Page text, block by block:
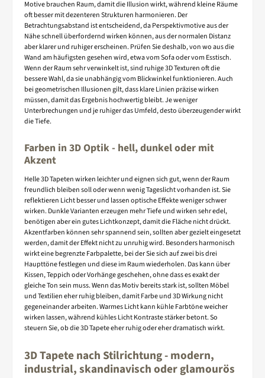
Motive brauchen Raum, damit die Illusion wirkt, während kleine Räume
oft besser mit dezenteren Strukturen harmonieren. Der
Betrachtungsabstand ist entscheidend, da Perspektivmotive aus der
Nähe schnell überfordernd wirken können, aus der normalen Distanz
aber klarer und ruhiger erscheinen. Prüfen Sie deshalb, von wo aus die
Wand am häufigsten gesehen wird, etwa vom Sofa oder vom Esstisch.
Wenn der Raum sehr verwinkelt ist, sind ruhige 3D Texturen oft die
bessere Wahl, da sie unabhängig vom Blickwinkel funktionieren. Auch
bei geometrischen Illusionen gilt, dass klare Linien präzise wirken
müssen, damit das Ergebnis hochwertig bleibt. Je weniger
Unterbrechungen und je ruhiger das Umfeld, desto überzeugender wirkt
die Tiefe.
Farben in 3D Optik - hell, dunkel oder mit
Akzent
Helle 3D Tapeten wirken leichter und eignen sich gut, wenn der Raum
freundlich bleiben soll oder wenn wenig Tageslicht vorhanden ist. Sie
reflektieren Licht besser und lassen optische Effekte weniger schwer
wirken. Dunkle Varianten erzeugen mehr Tiefe und wirken sehr edel,
benötigen aber ein gutes Lichtkonzept, damit die Fläche nicht drückt.
Akzentfarben können sehr spannend sein, sollten aber gezielt eingesetzt
werden, damit der Effekt nicht zu unruhig wird. Besonders harmonisch
wirkt eine begrenzte Farbpalette, bei der Sie sich auf zwei bis drei
Haupttöne festlegen und diese im Raum wiederholen. Das kann über
Kissen, Teppich oder Vorhänge geschehen, ohne dass es exakt der
gleiche Ton sein muss. Wenn das Motiv bereits stark ist, sollten Möbel
und Textilien eher ruhig bleiben, damit Farbe und 3D Wirkung nicht
gegeneinander arbeiten. Warmes Licht kann kühle Farbtöne weicher
wirken lassen, während kühles Licht Kontraste stärker betont. So
steuern Sie, ob die 3D Tapete eher ruhig oder eher dramatisch wirkt.
3D Tapete nach Stilrichtung - modern,
industrial, skandinavisch oder glamourös